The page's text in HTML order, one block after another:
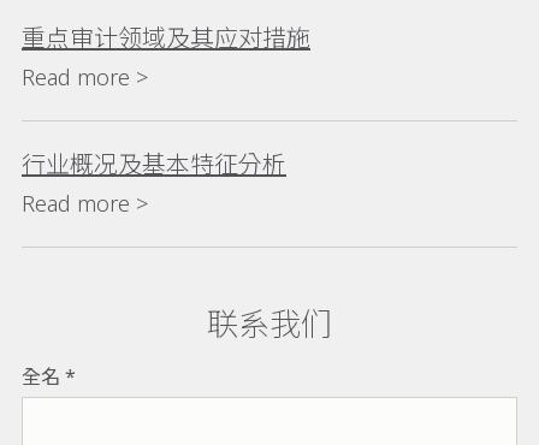
重点审计领域及其应对措施
Read more >
行业概况及基本特征分析
Read more >
联系我们
全名